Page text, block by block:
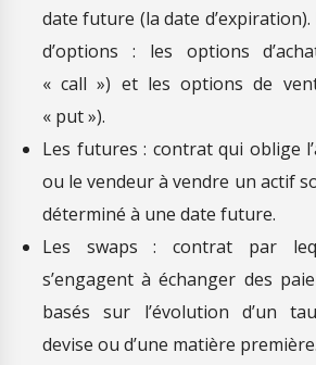
date future (la date
d’options : les options
« call ») et les options de
« put »).
Les futures : contrat qui oblige
ou le vendeur à vendre un actif
déterminé à une date future.
Les swaps : contrat par
s’engagent à échanger des
basés sur l’évolution d’un
devise ou d’une matière première.